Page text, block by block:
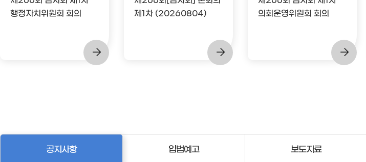
행정자치위원회 회의
제1차 (20260804)
의회운영위원회 회의
공지사항 입법예고 보도자료